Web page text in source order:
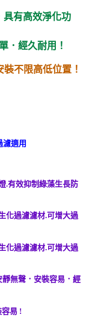
具有高效淨化功
．經久耐用！
不限高低位置！
濾適用
.有效抑制綠藻生長防
化過濾濾材.可增大過
化過濾濾材.可增大過
靜無聲．安裝容易．經
易 !